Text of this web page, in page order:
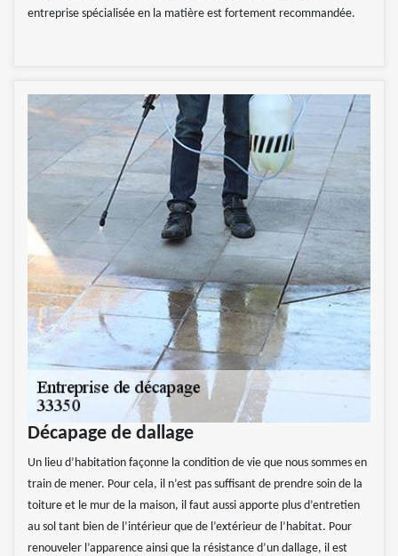
entreprise spécialisée en la matière est fortement recommandée.
Décapage de dallage
Un lieu d’habitation façonne la condition de vie que nous sommes en
train de mener. Pour cela, il n’est pas suffisant de prendre soin de la
toiture et le mur de la maison, il faut aussi apporte plus d’entretien
au sol tant bien de l’intérieur que de l’extérieur de l’habitat. Pour
renouveler l’apparence ainsi que la résistance d’un dallage, il est